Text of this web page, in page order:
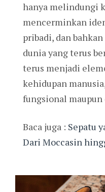
hanya melindungi
mencerminkan
pribadi, dan
dunia yang terus
terus menjadi
kehidupan
fungsional maupun
Baca juga : Sepatu
Dari Moccasin